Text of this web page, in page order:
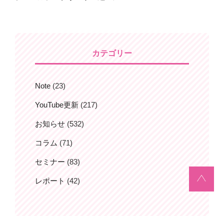
カテゴリー
Note (23)
YouTube更新 (217)
お知らせ (532)
コラム (71)
セミナー (83)
レポート (42)